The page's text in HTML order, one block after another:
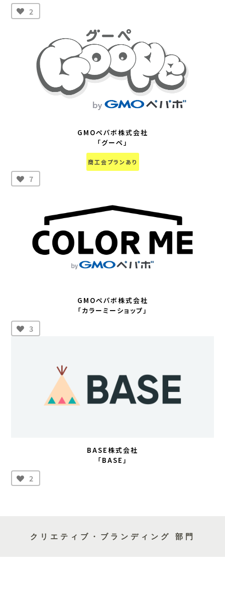
2
GMOペパボ株式会社
「グーペ」
商工会プランあり
7
GMOペパボ株式会社
「カラーミーショップ」
3
BASE株式会社
「BASE」
2
クリエティブ・ブランディング 部門